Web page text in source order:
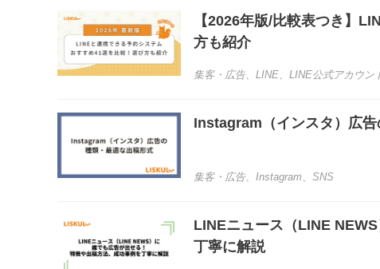
【2026年版/比較表つき】
方も紹介
集客・広告、 LINE、 LINE公式アカウン
Instagram（インスタ）広
集客・広告、 Instagram 、 SNS
LINEニュース（LINE
丁寧に解説